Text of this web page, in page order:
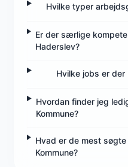
Hvilke typer
Er der særlige
Haderslev?
Hvilke jobs er der
Hvordan finder jeg
Kommune?
Hvad er de mest
Kommune?